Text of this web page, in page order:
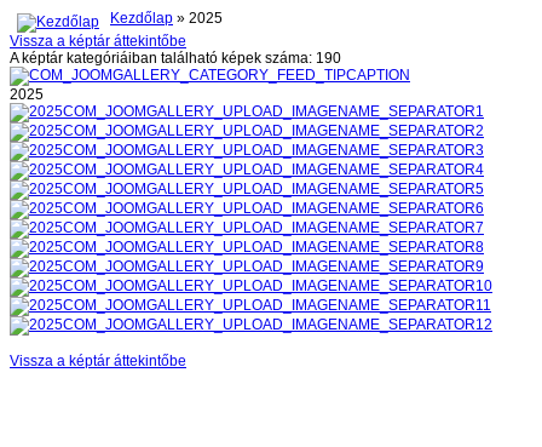
Kezdőlap » 2025
Vissza a képtár áttekintőbe
A képtár kategóriáiban található képek száma: 190
2025
Vissza a képtár áttekintőbe